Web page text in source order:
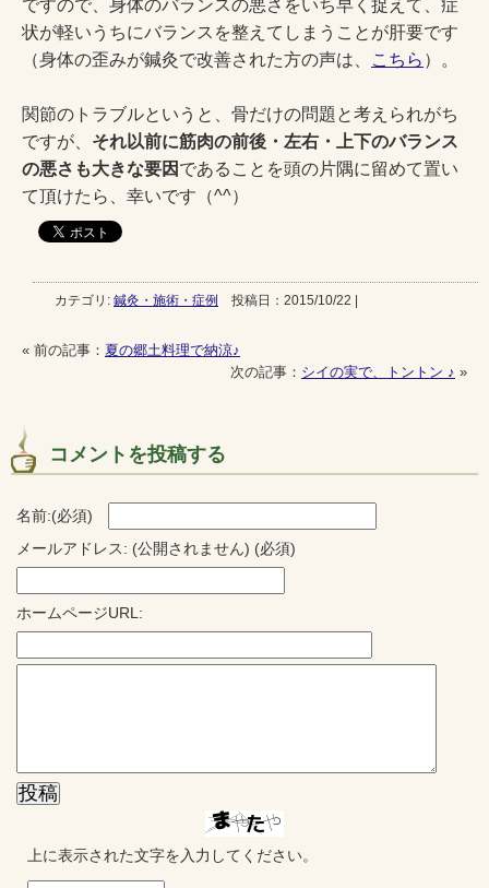
ですので、身体のバランスの悪さをいち早く捉えて、症
状が軽いうちにバランスを整えてしまうことが肝要です
（身体の歪みが鍼灸で改善された方の声は、
こちら ）。
関節のトラブルというと、骨だけの問題と考えられがち
ですが、 それ以前に筋肉の前後・左右・上下のバランス
の悪さも大きな要因 であることを頭の片隅に留めて置い
て頂けたら、幸いです（^^）
カテゴリ: 鍼灸・施術・症例 投稿日：2015/10/22 |
« 前の記事： 夏の郷土料理で納涼♪
次の記事： シイの実で、トントン ♪ »
コメントを投稿する
名前:(必須)
メールアドレス: (公開されません) (必須)
ホームページURL:
上に表示された文字を入力してください。